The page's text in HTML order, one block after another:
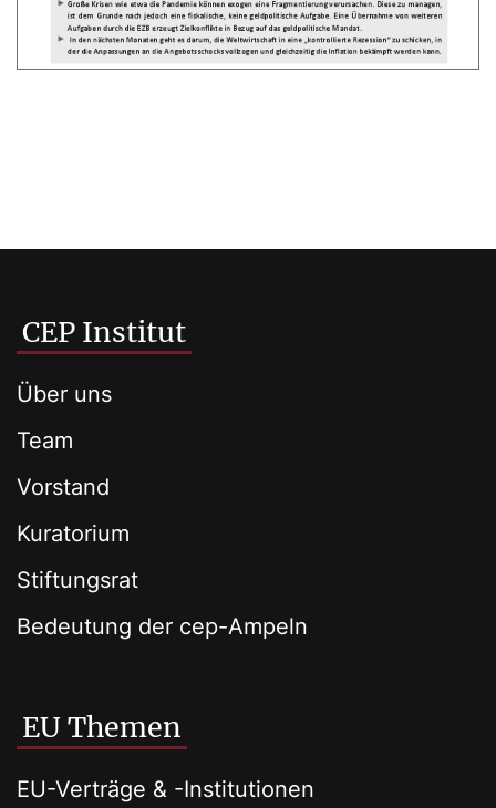
CEP Institut
Über uns
Team
Vorstand
Kuratorium
Stiftungsrat
Bedeutung der cep-Ampeln
EU Themen
EU-Verträge & -Institutionen